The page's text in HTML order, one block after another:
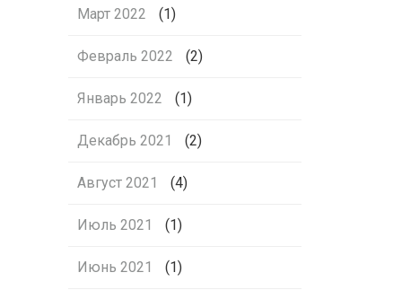
Март 2022 (1)
Февраль 2022 (2)
Январь 2022 (1)
Декабрь 2021 (2)
Август 2021 (4)
Июль 2021 (1)
Июнь 2021 (1)